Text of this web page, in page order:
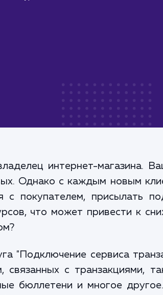
интернет-магазина.
Однако с каждым новым
с покупателем, присылать
что может привести к
"Подключение сервиса
связанных с транзакциями,
бюллетени и многое